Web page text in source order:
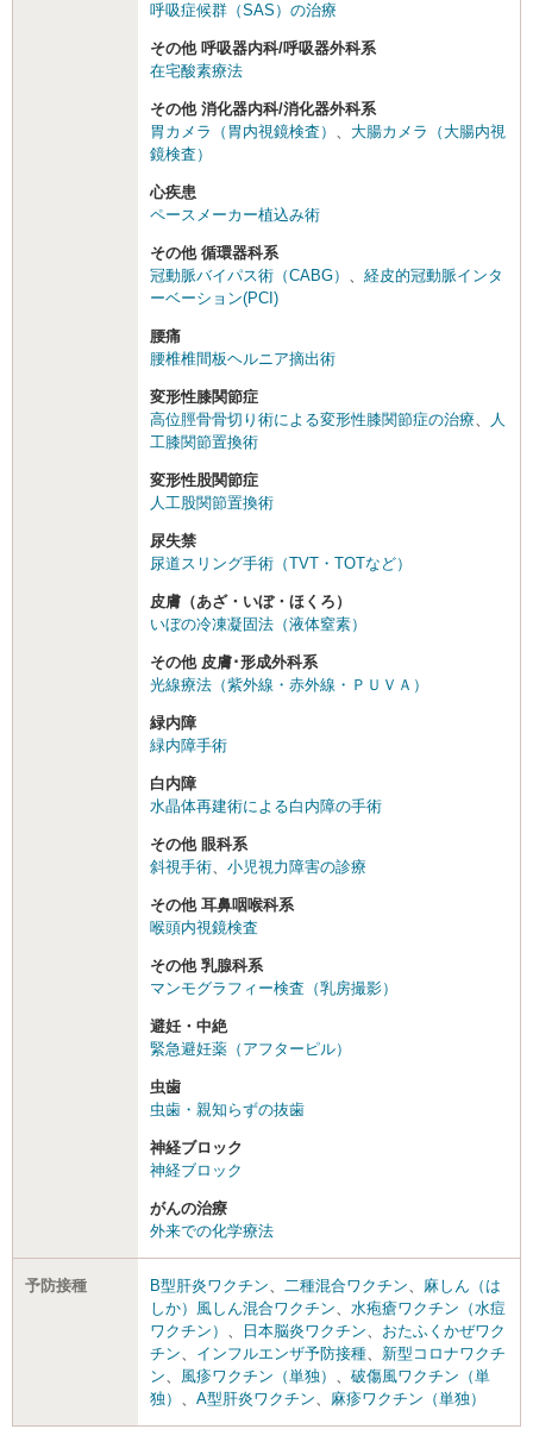
呼吸症候群（SAS）の治療
その他 呼吸器内科/呼吸器外科系
在宅酸素療法
その他 消化器内科/消化器外科系
胃カメラ（胃内視鏡検査） 、 大腸カメラ（大腸内視
鏡検査）
心疾患
ペースメーカー植込み術
その他 循環器科系
冠動脈バイパス術（CABG） 、 経皮的冠動脈インタ
ーベーション(PCI)
腰痛
腰椎椎間板ヘルニア摘出術
変形性膝関節症
高位脛骨骨切り術による変形性膝関節症の治療、
人
工膝関節置換術
変形性股関節症
人工股関節置換術
尿失禁
尿道スリング手術（TVT・TOTなど）
皮膚（あざ・いぼ・ほくろ）
いぼの冷凍凝固法（液体窒素）
その他 皮膚･形成外科系
光線療法（紫外線・赤外線・ＰＵＶＡ）
緑内障
緑内障手術
白内障
水晶体再建術による白内障の手術
その他 眼科系
斜視手術、 小児視力障害の診療
その他 耳鼻咽喉科系
喉頭内視鏡検査
その他 乳腺科系
マンモグラフィー検査（乳房撮影）
避妊・中絶
緊急避妊薬（アフターピル）
虫歯
虫歯・親知らずの抜歯
神経ブロック
神経ブロック
がんの治療
外来での化学療法
予防接種 B型肝炎ワクチン、 二種混合ワクチン、 麻しん（は
しか）風しん混合ワクチン、 水疱瘡ワクチン（水痘
ワクチン） 、 日本脳炎ワクチン、 おたふくかぜワク
チン、 インフルエンザ予防接種、 新型コロナワクチ
ン、 風疹ワクチン（単独） 、 破傷風ワクチン（単
独） 、 A型肝炎ワクチン、 麻疹ワクチン（単独）